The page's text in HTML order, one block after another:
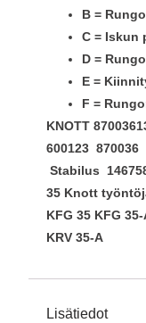
B =
C = Iskun
D =
E =
F =
KNOTT
600123 870036
Stabilus
35 Knott
KFG 35 KFG
KRV 35-A
Lisätiedot